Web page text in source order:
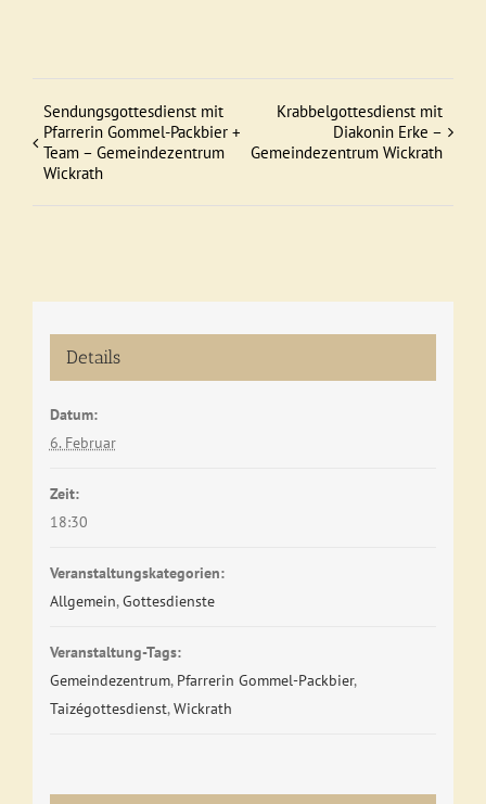
Veranstaltung
Navigation
Sendungsgottesdienst mit
Pfarrerin Gommel-Packbier +
Team – Gemeindezentrum
Wickrath
Krabbelgottesdienst mit
Diakonin Erke –
Gemeindezentrum Wickrath
Details
Datum:
6. Februar
Zeit:
18:30
Veranstaltungskategorien:
Allgemein,Gottesdienste
Veranstaltung-Tags:
Gemeindezentrum, Pfarrerin Gommel-Packbier,
Taizégottesdienst,Wickrath